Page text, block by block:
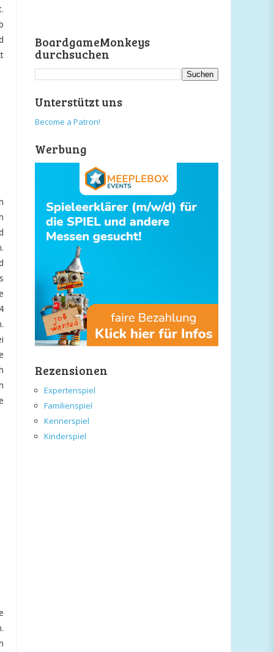
BoardgameMonkeys
durchsuchen
Unterstützt uns
Become a Patron!
Werbung
Rezensionen
Expertenspiel
Familienspiel
Kennerspiel
Kinderspiel